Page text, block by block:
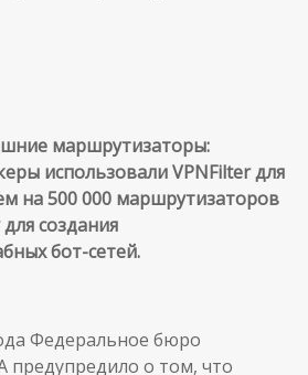
маршрутизаторы:
использовали VPNFilter для
на 500 000 маршрутизаторов
создания
бот-сетей.
Федеральное бюро
предупредило о том, что